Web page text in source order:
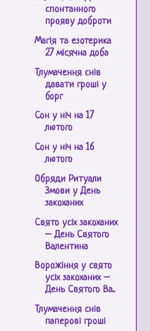
спонтанного
прояву доброти
Магія та езотерика
27 місячна доба
Тлумачення снів
давати гроші у
борг
Сон у ніч на 17
лютого
Сон у ніч на 16
лютого
Обряди Ритуали
Змови у День
закоханих
Свято усіх закоханих
– День Святого
Валентина
Ворожіння у свято
усіх закоханих –
День Святого Ва...
Тлумачення снів
паперові гроші